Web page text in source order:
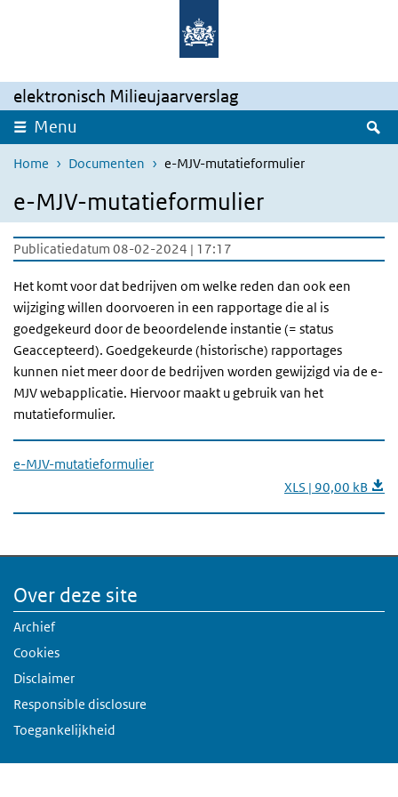
Overslaan en naar de inhoud gaan
elektronisch Milieujaarverslag
Menu
Home Documenten e-MJV-mutatieformulier
e-MJV-mutatieformulier
Publicatiedatum 08-02-2024 | 17:17
Het komt voor dat bedrijven om welke reden dan ook een
wijziging willen doorvoeren in een rapportage die al is
goedgekeurd door de beoordelende instantie (= status
Geaccepteerd). Goedgekeurde (historische) rapportages
kunnen niet meer door de bedrijven worden gewijzigd via de e-
MJV webapplicatie. Hiervoor maakt u gebruik van het
mutatieformulier.
e-MJV-mutatieformulier
XLS | 90,00 kB
Over deze site
Archief
Cookies
Disclaimer
Responsible disclosure
Toegankelijkheid